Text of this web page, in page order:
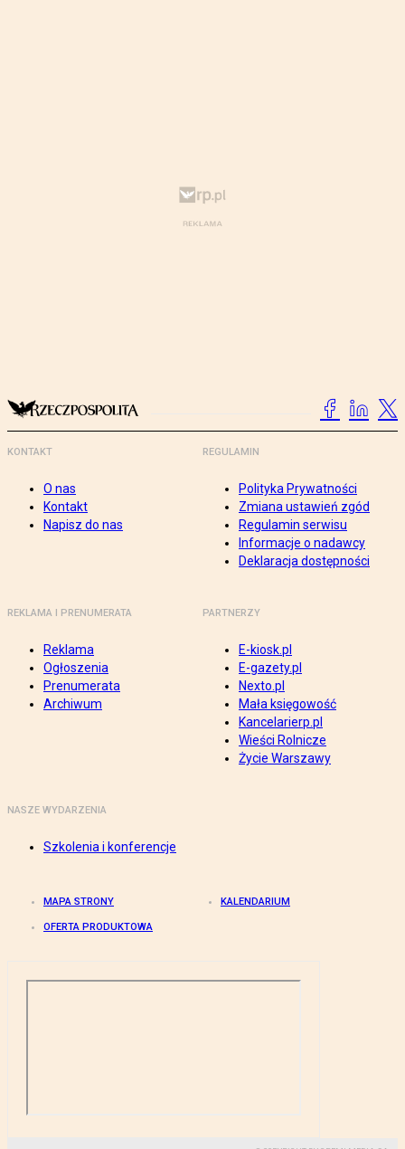
KONTAKT
O nas
Kontakt
Napisz do nas
REGULAMIN
Polityka Prywatności
Zmiana ustawień zgód
Regulamin serwisu
Informacje o nadawcy
Deklaracja dostępności
REKLAMA I PRENUMERATA
Reklama
Ogłoszenia
Prenumerata
Archiwum
PARTNERZY
E-kiosk.pl
E-gazety.pl
Nexto.pl
Mała księgowość
Kancelarierp.pl
Wieści Rolnicze
Życie Warszawy
NASZE WYDARZENIA
Szkolenia i konferencje
MAPA STRONY KALENDARIUM
OFERTA PRODUKTOWA